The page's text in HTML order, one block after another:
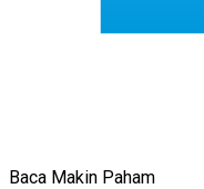
Baca Makin Paham